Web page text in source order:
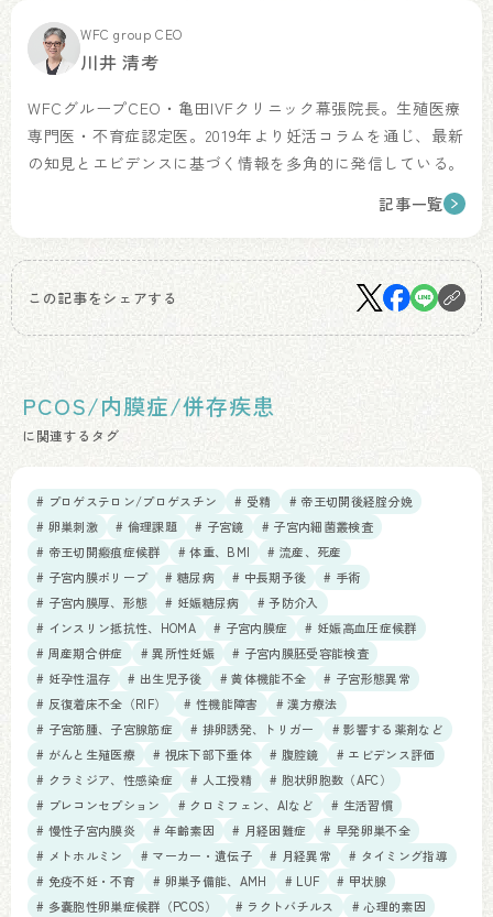
WFC group CEO
川井 清考
WFCグループCEO・亀田IVFクリニック幕張院長。生殖医療
専門医・不育症認定医。2019年より妊活コラムを通じ、最新
の知見とエビデンスに基づく情報を多角的に発信している。
記事一覧
この記事をシェアする
PCOS/内膜症/併存疾患
に関連するタグ
# プロゲステロン/プロゲスチン # 受精
# 帝王切開後経腟分娩
# 卵巣刺激
# 倫理課題 # 子宮鏡
# 子宮内細菌叢検査
# 帝王切開瘢痕症候群
# 体重、BMI
# 流産、死産
# 子宮内膜ポリープ
# 糖尿病 # 中長期予後
# 手術
# 子宮内膜厚、形態
# 妊娠糖尿病
# 予防介入
# インスリン抵抗性、HOMA
# 子宮内膜症
# 妊娠高血圧症候群
# 周産期合併症
# 異所性妊娠
# 子宮内膜胚受容能検査
# 妊孕性温存
# 出生児予後 # 黄体機能不全
# 子宮形態異常
# 反復着床不全（RIF）
# 性機能障害
# 漢方療法
# 子宮筋腫、子宮腺筋症
# 排卵誘発、トリガー
# 影響する薬剤など
# がんと生殖医療
# 視床下部下垂体 # 腹腔鏡
# エビデンス評価
# クラミジア、性感染症
# 人工授精
# 胞状卵胞数（AFC）
# プレコンセプション
# クロミフェン、AIなど
# 生活習慣
# 慢性子宮内膜炎
# 年齢素因 # 月経困難症
# 早発卵巣不全
# メトホルミン
# マーカー・遺伝子 # 月経異常
# タイミング指導
# 免疫不妊・不育
# 卵巣予備能、AMH # LUF
# 甲状腺
# 多嚢胞性卵巣症候群（PCOS）
# ラクトバチルス # 心理的素因